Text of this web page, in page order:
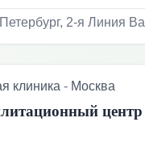
2-я Линия
клиника - Москва